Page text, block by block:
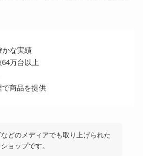
かな実績
万台以上
商品を提供
どのメディアでも取り上げられた
ョップです。